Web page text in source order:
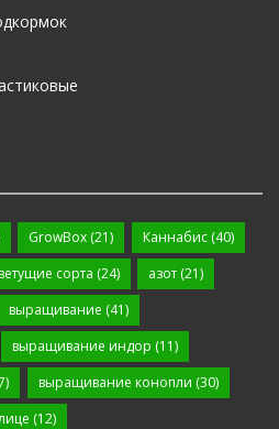
GrowBox (21) Каннабис(40)
сорта (24) азот (21)
выращивание (41)
выращивание индор (11)
выращивание конопли (30)
(12)